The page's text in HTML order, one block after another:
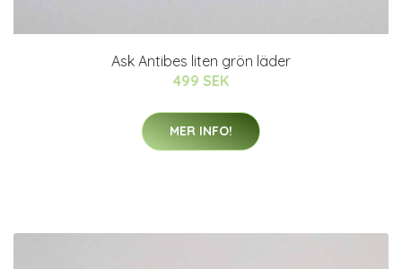
Ask Antibes liten grön läder
499 SEK
MER INFO!